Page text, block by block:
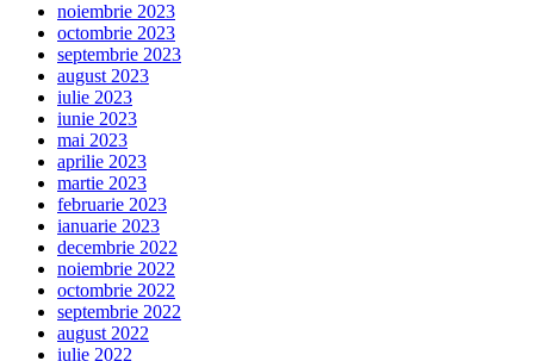
noiembrie 2023
octombrie 2023
septembrie 2023
august 2023
iulie 2023
iunie 2023
mai 2023
aprilie 2023
martie 2023
februarie 2023
ianuarie 2023
decembrie 2022
noiembrie 2022
octombrie 2022
septembrie 2022
august 2022
iulie 2022